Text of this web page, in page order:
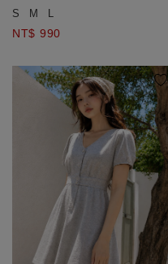
邊短洋裝
S M L
NT$ 990